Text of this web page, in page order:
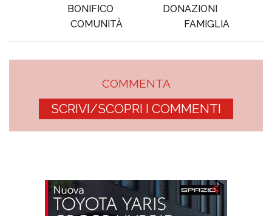
BONIFICO
DONAZIONI
COMUNITÀ
FAMIGLIA
COMMENTA
SCRIVI/SCOPRI I COMMENTI